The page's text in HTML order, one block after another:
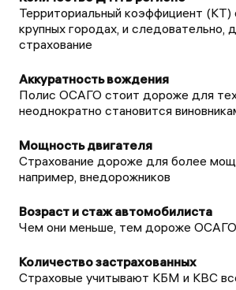
Территориальный коэффициент (КТ)
крупных городах, и следовательно,
страхование
Полис ОСАГО стоит дороже для
неоднократно становится
Страхование дороже для более
например, внедорожников
Чем они меньше, тем дороже ОСАГО
Страховые учитывают КБМ и КВС